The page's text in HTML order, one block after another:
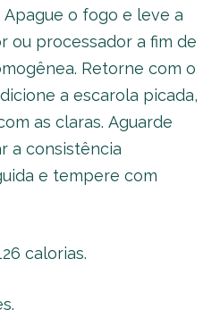
o fogo e leve a
ou processador a fim de
Retorne com o
a escarola picada,
as claras. Aguarde
a consistência
e tempere com
calorias.